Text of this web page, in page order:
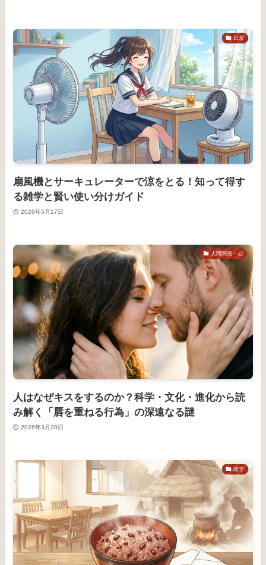
日常
扇風機とサーキュレーターで涼をとる！知って得す
る雑学と賢い使い分けガイド
2026年5月17日
人間関係・心
人はなぜキスをするのか？科学・文化・進化から読
み解く「唇を重ねる行為」の深遠なる謎
2026年3月20日
雑学